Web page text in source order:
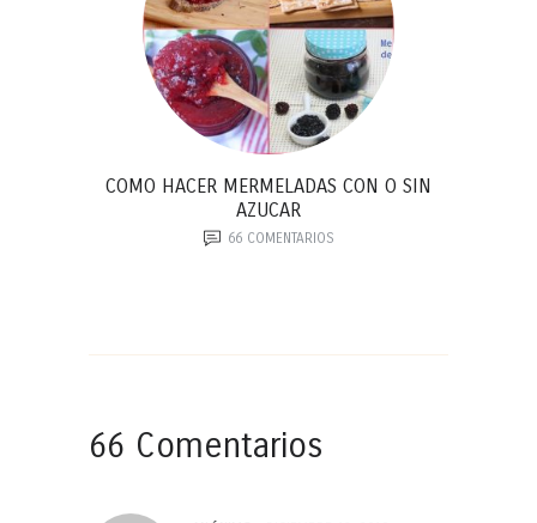
COMO HACER MERMELADAS CON O SIN
AZUCAR
66COMENTARIOS
66 Comentarios